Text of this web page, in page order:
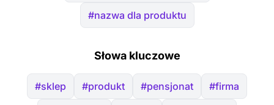
#nazwa dla produktu
Słowa kluczowe
#sklep #produkt #pensjonat #firma